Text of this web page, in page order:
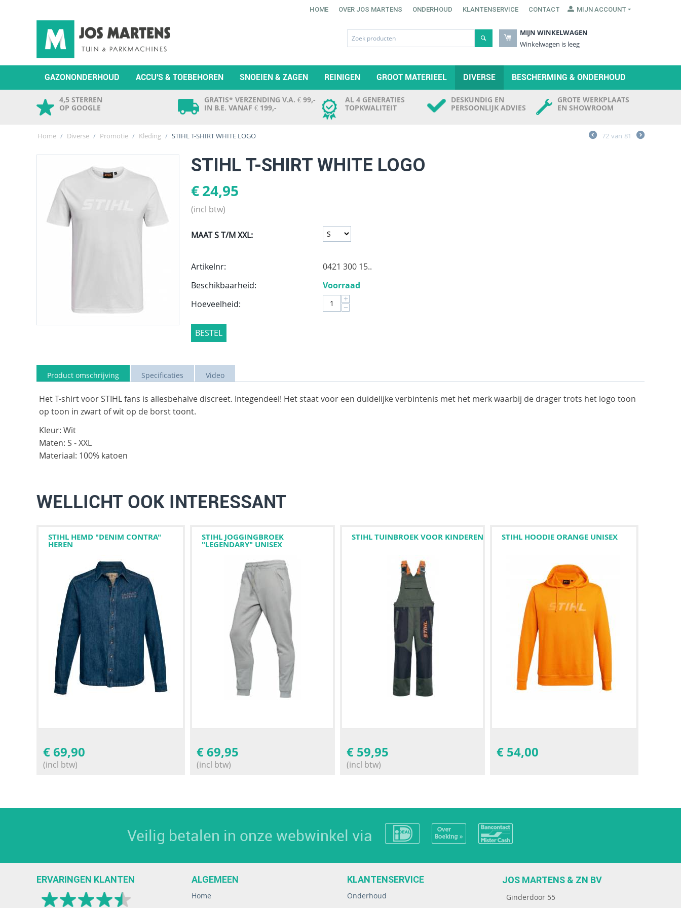
HOME OVER JOS MARTENS ONDERHOUD KLANTENSERVICE CONTACT MIJN ACCOUNT
MIJN WINKELWAGEN
Winkelwagen is leeg
GAZONONDERHOUD ACCU'S & TOEBEHOREN SNOEIEN & ZAGEN REINIGEN GROOT MATERIEEL DIVERSE BESCHERMING & ONDERHOUD
4,5 STERREN
OP GOOGLE
GRATIS* VERZENDING V.A. € 99,-
IN B.E. VANAF € 199,-
AL 4 GENERATIES
TOPKWALITEIT
DESKUNDIG EN
PERSOONLIJK ADVIES
GROTE WERKPLAATS
EN SHOWROOM
Home / Diverse / Promotie / Kleding / STIHL T-SHIRT WHITE LOGO 72 van 81
STIHL T-SHIRT WHITE LOGO
€24,95
(incl btw)
MAAT S T/M XXL:
Artikelnr:
0421 300 15..
Beschikbaarheid:
Voorraad
Hoeveelheid:
+
−
BESTEL
Product omschrijving Specificaties Video
Het T-shirt voor STIHL fans is allesbehalve discreet. Integendeel! Het staat voor een duidelijke verbintenis met het merk waarbij de drager trots het logo toon
op toon in zwart of wit op de borst toont.
Kleur: Wit
Maten: S - XXL
Materiaal: 100% katoen
WELLICHT OOK INTERESSANT
STIHL HEMD "DENIM CONTRA"
HEREN
€69,90
(incl btw)
STIHL JOGGINGBROEK
"LEGENDARY" UNISEX
€69,95
(incl btw)
STIHL TUINBROEK VOOR KINDEREN
€ 59,95
(incl btw)
STIHL HOODIE ORANGE UNISEX
€ 54,00
Veilig betalen in onze webwinkel via
ERVARINGEN KLANTEN ALGEMEEN
Home
KLANTENSERVICE
Onderhoud
JOS MARTENS & ZN BV
Ginderdoor 55